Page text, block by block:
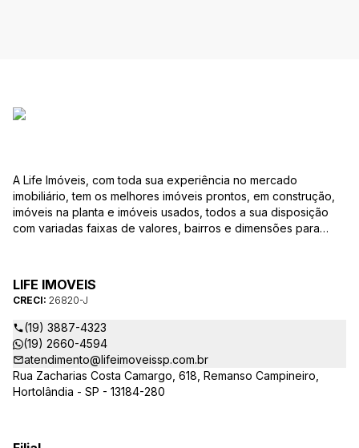
A Life Imóveis, com toda sua experiência no mercado
imobiliário, tem os melhores imóveis prontos, em construção,
imóveis na planta e imóveis usados, todos a sua disposição
com variadas faixas de valores, bairros e dimensões para
as suas dúvidas sobre casas, apartamentos, terrenos, salas
comerciais e outros produtos imobiliários.
LIFE IMOVEIS
CRECI: 26820-J
(19) 3887-4323
(19) 2660-4594
atendimento@lifeimoveissp.com.br
Rua Zacharias Costa Camargo, 618, Remanso Campineiro,
Hortolândia - SP - 13184-280